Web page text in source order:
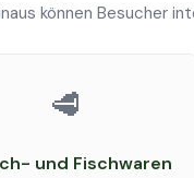
können Besucher
🥩
und Fischwaren